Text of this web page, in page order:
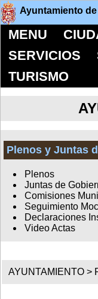
Ayuntamiento
MENU
SERVICIOS
TURISMO
Plenos y Juntas
Plenos
Juntas de
Comisiones
Seguimiento
Declaraciones
Video Actas
AYUNTAMIENTO >